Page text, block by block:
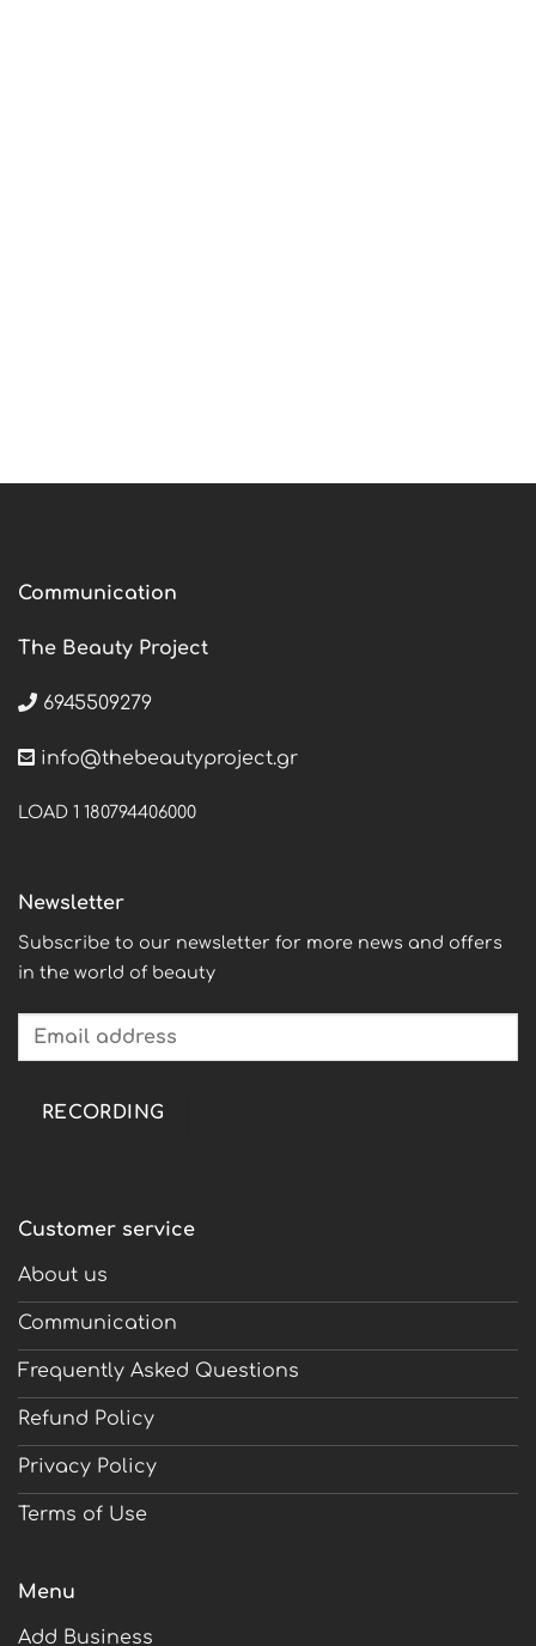
Communication
The Beauty Project
6945509279
info@thebeautyproject.gr
LOAD 1 180794406000
Customer service
About us
Communication
Frequently Asked Questions
Refund Policy
Privacy Policy
Terms of Use
Menu
Add Business
Newsletter
Subscribe to our newsletter for more news and offers
in the world of beauty